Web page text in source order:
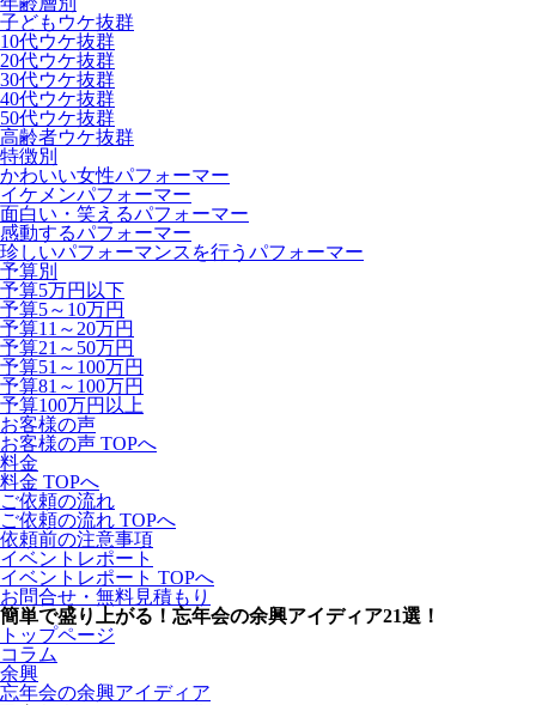
子どもウケ抜群
10代ウケ抜群
20代ウケ抜群
30代ウケ抜群
40代ウケ抜群
50代ウケ抜群
高齢者ウケ抜群
特徴別
かわいい女性パフォーマー
イケメンパフォーマー
面白い・笑えるパフォーマー
感動するパフォーマー
珍しいパフォーマンスを行うパフォーマー
予算別
予算5万円以下
予算5～10万円
予算11～20万円
予算21～50万円
予算51～100万円
予算81～100万円
予算100万円以上
お客様の声
お客様の声 TOPへ
料金
料金 TOPへ
ご依頼の流れ
ご依頼の流れ TOPへ
依頼前の注意事項
イベントレポート
イベントレポート TOPへ
お問合せ・無料見積もり
簡単で盛り上がる！忘年会の余興アイディア21選！
トップページ
コラム
余興
忘年会の余興アイディア